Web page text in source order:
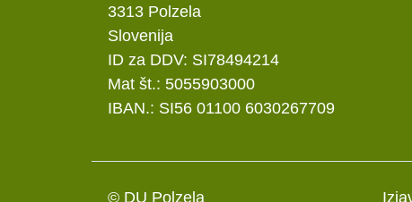
3313 Polzela
Slovenija
ID za DDV: SI78494214
Mat št.: 5055903000
IBAN.: SI56 01100 6030267709
© DU Polzela